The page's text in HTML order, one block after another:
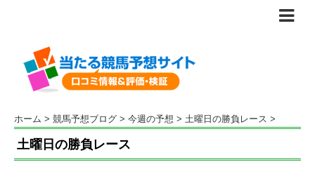
ホーム > 競馬予想ブログ > 今週の予想 > 土曜日の勝負レース >
土曜日の勝負レース